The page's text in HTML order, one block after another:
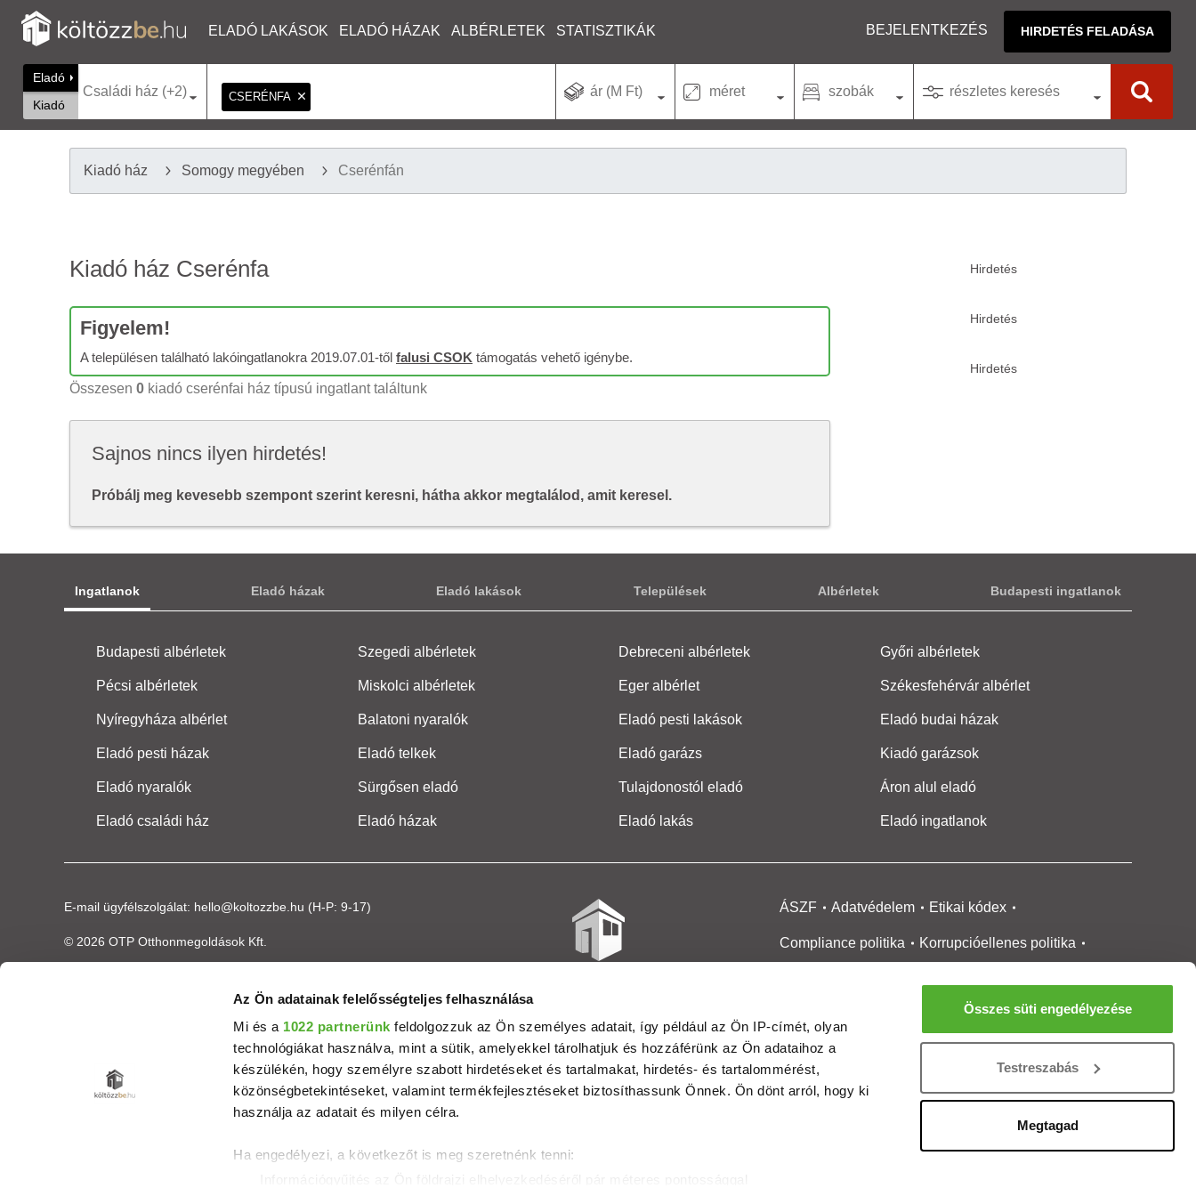
Az Ön adatainak felelősségteljes felhasználása
Mi és a 1022 partnerünk feldolgozzuk az Ön személyes adatait, így például az Ön IP-címét, olyan
technológiákat használva, mint a sütik, amelyekkel tárolhatjuk és hozzáférünk az Ön adataihoz a
készülékén, hogy személyre szabott hirdetéseket és tartalmakat, hirdetés- és tartalommérést,
közönségbetekintéseket, valamint termékfejlesztéseket biztosíthassunk Önnek. Ön dönt arról, hogy ki
használja az adatait és milyen célra.
Ha engedélyezi, a következőt is meg szeretnénk tenni:
Összes süti engedélyezése
Testreszabás
Megtagad
ELADÓ LAKÁSOK ELADÓ HÁZAK ALBÉRLETEK STATISZTIKÁK BEJELENTKEZÉS HIRDETÉS FELADÁSA
Eladó
Kiadó
Családi ház (+2) CSERÉNFA ár (M Ft) méret szobák részletes keresés
Kiadó ház Somogy megyében Cserénfán
Kiadó ház Cserénfa
Figyelem!
A településen található lakóingatlanokra 2019.07.01-től falusi CSOK támogatás vehető igénybe.
Összesen 0 kiadó cserénfai ház típusú ingatlant találtunk
Sajnos nincs ilyen hirdetés!
Próbálj meg kevesebb szempont szerint keresni, hátha akkor megtalálod, amit keresel.
Ingatlanok Eladó házak Eladó lakások Települések Albérletek Budapesti ingatlanok
Budapesti albérletek Szegedi albérletek Debreceni albérletek Győri albérletek
Pécsi albérletek Miskolci albérletek Eger albérlet Székesfehérvár albérlet
Nyíregyháza albérlet Balatoni nyaralók Eladó pesti lakások Eladó budai házak
Eladó pesti házak Eladó telkek Eladó garázs Kiadó garázsok
Eladó nyaralók Sürgősen eladó Tulajdonostól eladó Áron alul eladó
Eladó családi ház Eladó házak Eladó lakás Eladó ingatlanok
E-mail ügyfélszolgálat: hello@koltozzbe.hu (H-P: 9-17)
© 2026 OTP Otthonmegoldások Kft.
ÁSZF Adatvédelem Etikai kódex
Compliance politika Korrupcióellenes politika
Médiaajánlat
Ingatlanközvetítőknek
Magánszemélyeknek
Új építésű lakások
Tartalommoderálási jelentés